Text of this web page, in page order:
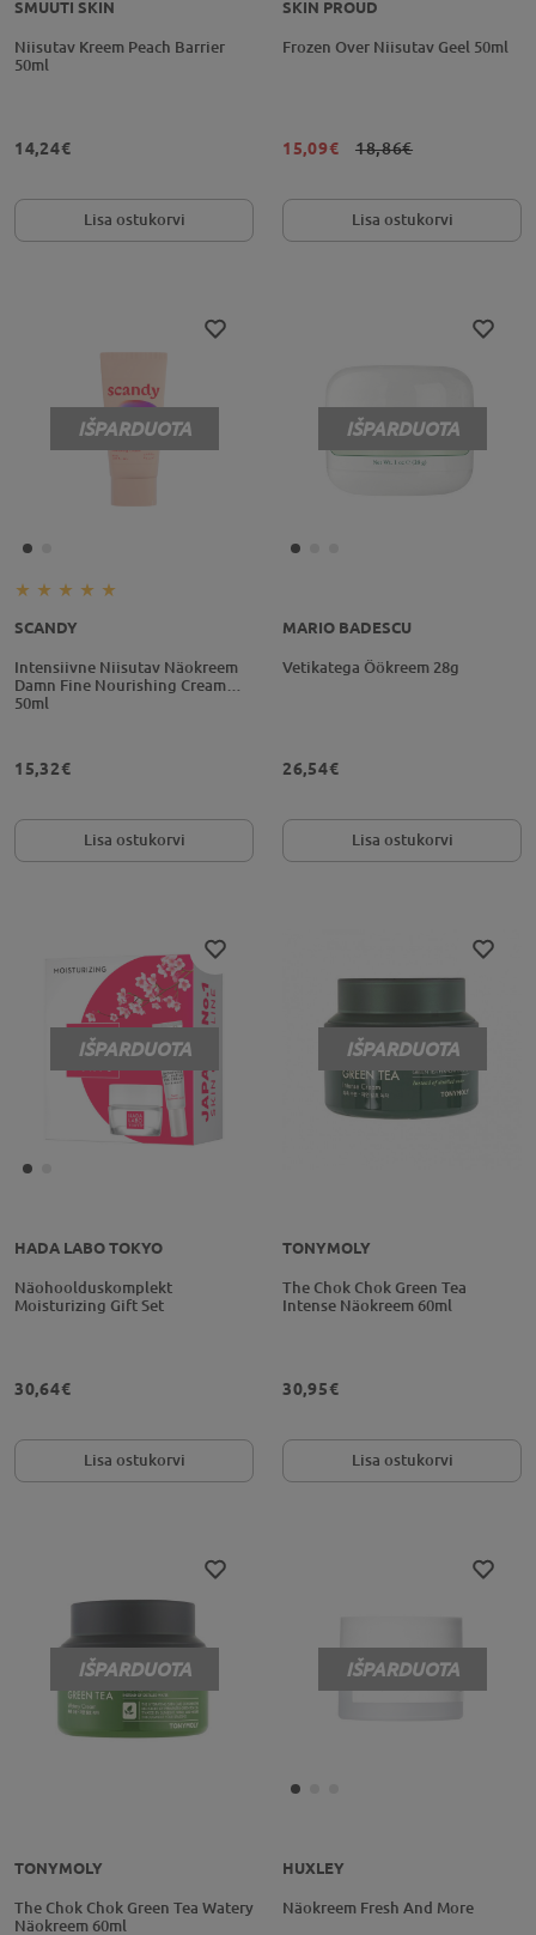
SMUUTI SKIN
Niisutav Kreem Peach Barrier
50ml
14,24€
Lisa ostukorvi
SKIN PROUD
Frozen Over Niisutav Geel 50ml
15,09€ 18,86€
Lisa ostukorvi
IŠPARDUOTA
SCANDY
Intensiivne Niisutav Näokreem
Damn Fine Nourishing Cream
50ml
15,32€
Lisa ostukorvi
IŠPARDUOTA
MARIO BADESCU
Vetikatega Öökreem 28g
26,54€
Lisa ostukorvi
IŠPARDUOTA
HADA LABO TOKYO
Näohoolduskomplekt
Moisturizing Gift Set
30,64€
Lisa ostukorvi
IŠPARDUOTA
TONYMOLY
The Chok Chok Green Tea
Intense Näokreem 60ml
30,95€
Lisa ostukorvi
IŠPARDUOTA
TONYMOLY
The Chok Chok Green Tea Watery
Näokreem 60ml
IŠPARDUOTA
HUXLEY
Näokreem Fresh And More